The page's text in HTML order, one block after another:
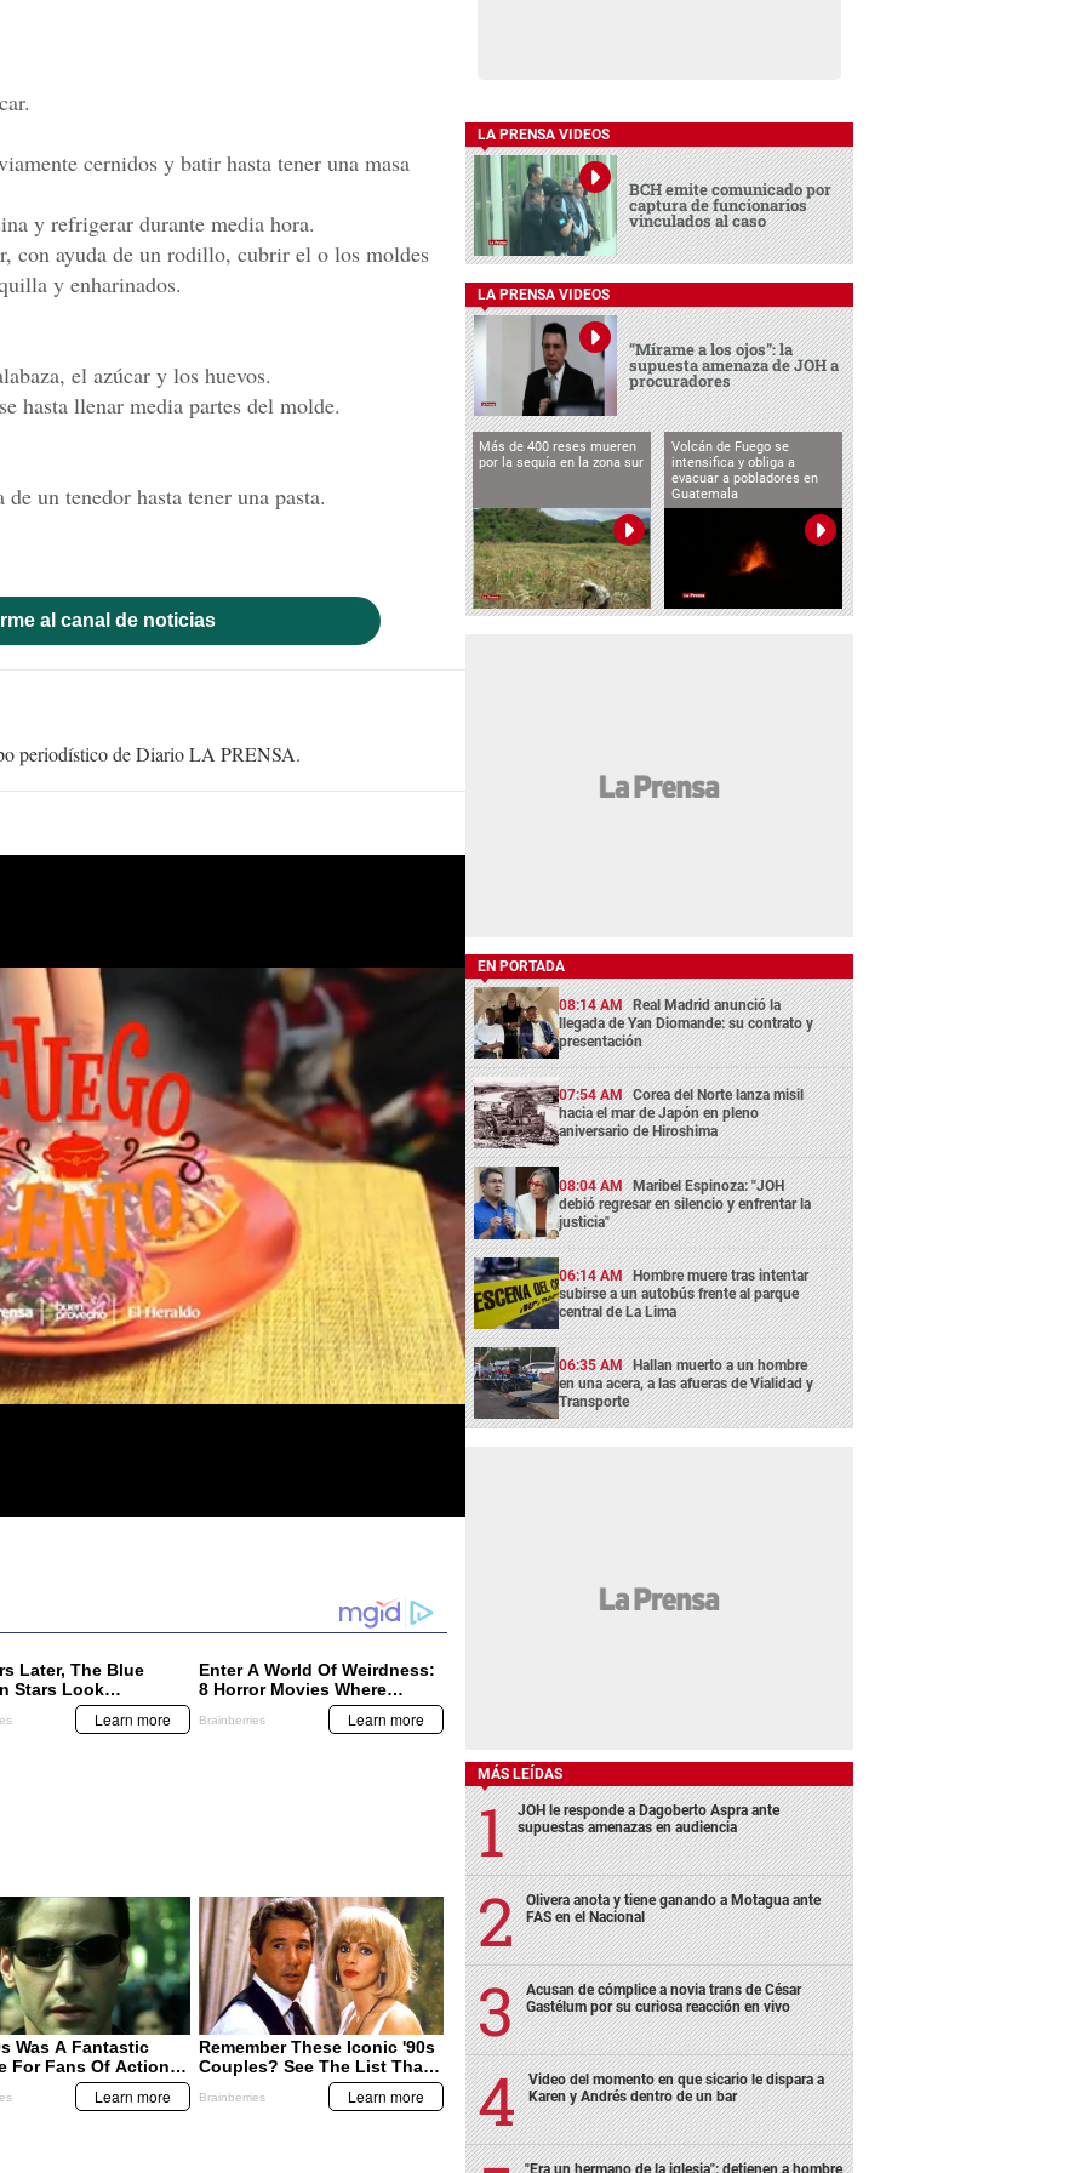
cernidos y batir hasta tener una masa
y refrigerar durante media hora.
con ayuda de un rodillo, cubrir el o los moldes
y enharinados.
el azúcar y los huevos.
hasta llenar media partes del molde.
un tenedor hasta tener una pasta.
al canal de noticias
periodístico de Diario LA PRENSA.
LA PRENSA VIDEOS
BCH emite comunicado por
captura de funcionarios
vinculados al caso
LA PRENSA VIDEOS
“Mírame a los ojos”: la
supuesta amenaza de JOH a
procuradores
Más de 400 reses mueren
por la sequía en la zona sur
Volcán de Fuego se
intensifica y obliga a
evacuar a pobladores en
Guatemala
EN PORTADA
08:14 AM Real Madrid anunció la
llegada de Yan Diomande: su contrato y
presentación
07:54 AM Corea del Norte lanza misil
hacia el mar de Japón en pleno
aniversario de Hiroshima
08:04 AM Maribel Espinoza: "JOH
debió regresar en silencio y enfrentar la
justicia"
06:14 AM Hombre muere tras intentar
subirse a un autobús frente al parque
central de La Lima
06:35 AM Hallan muerto a un hombre
en una acera, a las afueras de Vialidad y
Transporte
MÁS LEÍDAS
JOH le responde a Dagoberto Aspra ante
supuestas amenazas en audiencia
Olivera anota y tiene ganando a Motagua ante
FAS en el Nacional
Acusan de cómplice a novia trans de César
Gastélum por su curiosa reacción en vivo
Video del momento en que sicario le dispara a
Karen y Andrés dentro de un bar